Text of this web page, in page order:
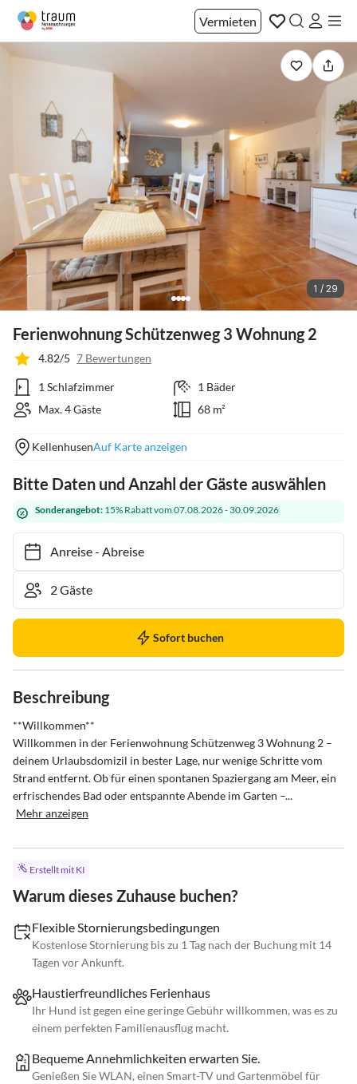
Vermieten
1 / 29
Ferienwohnung Schützenweg 3 Wohnung 2
4.82/5 7 Bewertungen
1 Schlafzimmer
1 Bäder
Max. 4 Gäste
68 m²
KellenhusenAuf Karte anzeigen
Bitte Daten und Anzahl der Gäste auswählen
Sonderangebot: 15% Rabatt vom 07.08.2026 - 30.09.2026
Anreise- Abreise
Sofort buchen
Beschreibung
**Willkommen**
Willkommen in der Ferienwohnung Schützenweg 3 Wohnung 2 –
deinem Urlaubsdomizil in bester Lage, nur wenige Schritte vom
Strand entfernt. Ob für einen spontanen Spaziergang am Meer, ein
erfrischendes Bad oder entspannte Abende im Garten –...
Mehr anzeigen
Erstellt mit KI
Warum dieses Zuhause buchen?
Flexible Stornierungsbedingungen
Kostenlose Stornierung bis zu 1 Tag nach der Buchung mit 14
Tagen vor Ankunft.
Haustierfreundliches Ferienhaus
Ihr Hund ist gegen eine geringe Gebühr willkommen, was es zu
einem perfekten Familienausflug macht.
Bequeme Annehmlichkeiten erwarten Sie.
Genießen Sie WLAN, einen Smart-TV und Gartenmöbel für